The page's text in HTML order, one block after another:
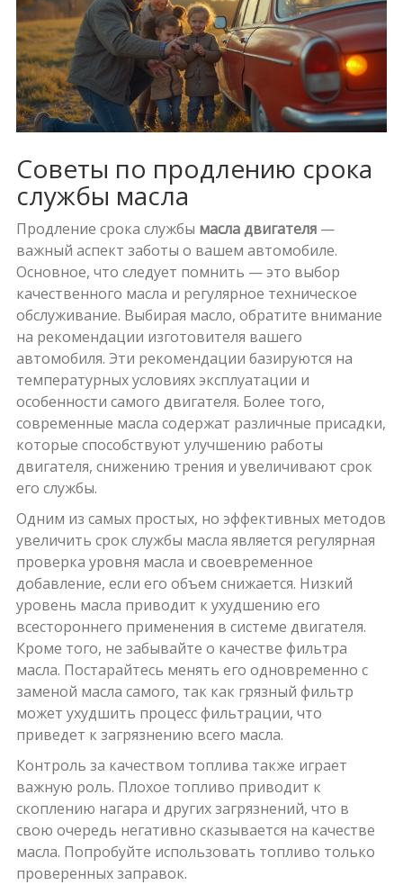
Советы по продлению срока
службы масла
Продление срока службы масла двигателя—
важный аспект заботы о вашем автомобиле.
Основное, что следует помнить — это выбор
качественного масла и регулярное техническое
обслуживание. Выбирая масло, обратите внимание
на рекомендации изготовителя вашего
автомобиля. Эти рекомендации базируются на
температурных условиях эксплуатации и
особенности самого двигателя. Более того,
современные масла содержат различные присадки,
которые способствуют улучшению работы
двигателя, снижению трения и увеличивают срок
его службы.
Одним из самых простых, но эффективных методов
увеличить срок службы масла является регулярная
проверка уровня масла и своевременное
добавление, если его объем снижается. Низкий
уровень масла приводит к ухудшению его
всестороннего применения в системе двигателя.
Кроме того, не забывайте о качестве фильтра
масла. Постарайтесь менять его одновременно с
заменой масла самого, так как грязный фильтр
может ухудшить процесс фильтрации, что
приведет к загрязнению всего масла.
Контроль за качеством топлива также играет
важную роль. Плохое топливо приводит к
скоплению нагара и других загрязнений, что в
свою очередь негативно сказывается на качестве
масла. Попробуйте использовать топливо только
проверенных заправок.